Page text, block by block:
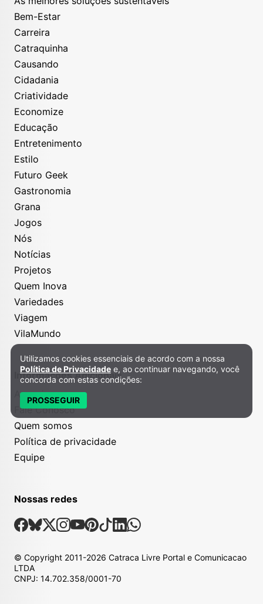
Bem-Estar
Carreira
Catraquinha
Causando
Cidadania
Criatividade
Economize
Educação
Entretenimento
Estilo
Futuro Geek
Gastronomia
Grana
Jogos
Nós
Notícias
Projetos
Quem Inova
Variedades
Viagem
VilaMundo
Informações Adicionais
Anuncie
Fale Conosco
Quem somos
Política de privacidade
Equipe
Nossas redes
Nossas Redes Sociais
Facebook
Bsky
X Instagram
Youtube
Pinterest
TiktokLinkedin
Whatsapp
© Copyright 2011-2026 Catraca Livre Portal e Comunicacao
LTDA
CNPJ: 14.702.358/0001-70
Política de Privacidade e Cookies
Utilizamos cookies essenciais de acordo com a nossa
Política de Privacidade e, ao continuar navegando, você
concorda com estas condições:
PROSSEGUIR